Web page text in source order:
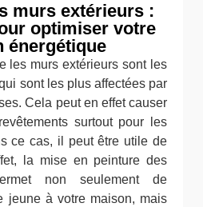
murs extérieurs :
optimiser votre
énergétique
les murs extérieurs sont les
sont les plus affectées par
Cela peut en effet causer
surtout pour les
ce cas, il peut être utile de
la mise en peinture des
non seulement de
jeune à votre maison, mais